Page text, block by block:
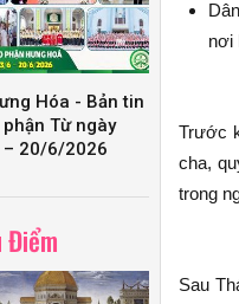
Hóa - Bản tin
phận Từ ngày
20/6/2026
Điểm
nơi
Trước
cha,
trong
Sau